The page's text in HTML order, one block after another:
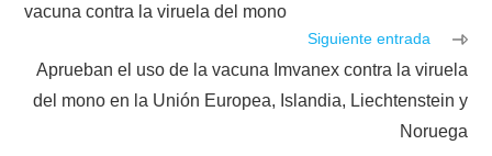
vacuna contra la viruela del mono
Siguiente entrada
Aprueban el uso de la vacuna Imvanex contra la viruela
del mono en la Unión Europea, Islandia, Liechtenstein y
Noruega